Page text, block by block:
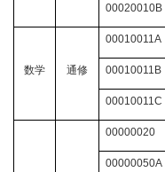
00020010B
数学 通修
00010011A
00010011B
00010011C
00000020
00000050A